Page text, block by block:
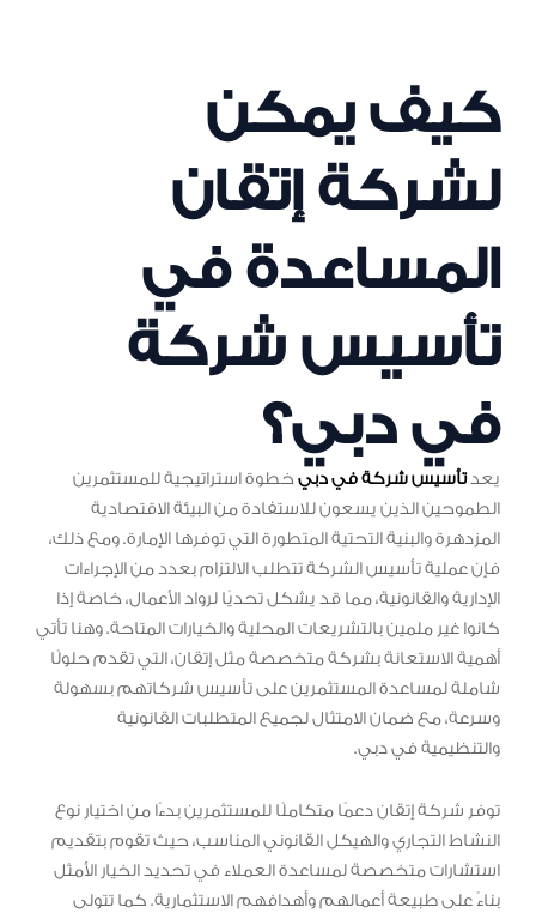
كيف يمكن
لشركة إتقان
المساعدة في
تأسيس شركة
في دبي؟
يعدتأسيس شركة في دبيخطوة استراتيجية للمستثمرين
الطموحين الذين يسعون للاستفادة من البيئة الاقتصادية
المزدهرة والبنية التحتية المتطورة التي توفرها الإمارة. ومع ذلك،
فإن عملية تأسيس الشركة تتطلب الالتزام بعدد من الإجراءات
الإدارية والقانونية، مما قد يشكل تحديًا لرواد الأعمال، خاصة إذا
كانوا غير ملمين بالتشريعات المحلية والخيارات المتاحة. وهنا تأتي
أهمية الاستعانة بشركة متخصصة مثل إتقان، التي تقدم حلولًا
شاملة لمساعدة المستثمرين على تأسيس شركاتهم بسهولة
وسرعة، مع ضمان الامتثال لجميع المتطلبات القانونية
والتنظيمية في دبي.
توفر شركة إتقان دعمًا متكاملًا للمستثمرين بدءًا من اختيار نوع
النشاط التجاري والهيكل القانوني المناسب، حيث تقوم بتقديم
استشارات متخصصة لمساعدة العملاء في تحديد الخيار الأمثل
بناءً على طبيعة أعمالهم وأهدافهم الاستثمارية. كما تتولى